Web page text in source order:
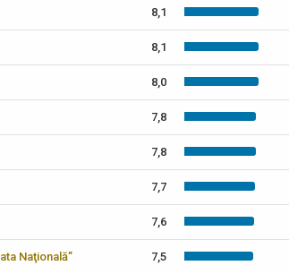
8,1
8,1
8,0
7,8
7,8
7,7
7,6
Naţională” 7,5